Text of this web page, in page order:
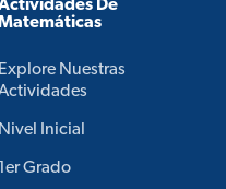
De
Explore Nuestras
Nivel Inicial
1er Grado